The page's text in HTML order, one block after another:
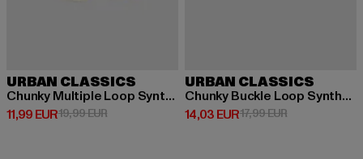
URBAN CLASSICS
Chunky Multiple Loop Synthetic Leather
11,99 EUR
Derzeitiger Preis: 11,99 EUR
19,99 EURAktionspreis: 19,99 EUR
URBAN CLASSICS
Chunky Buckle Loop Synthetic Leather
14,03 EUR
Derzeitiger Preis: 14,03 EUR
17,99 EURAktionspreis: